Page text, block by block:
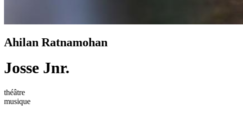
Ahilan Ratnamohan
Josse Jnr.
théâtre
musique